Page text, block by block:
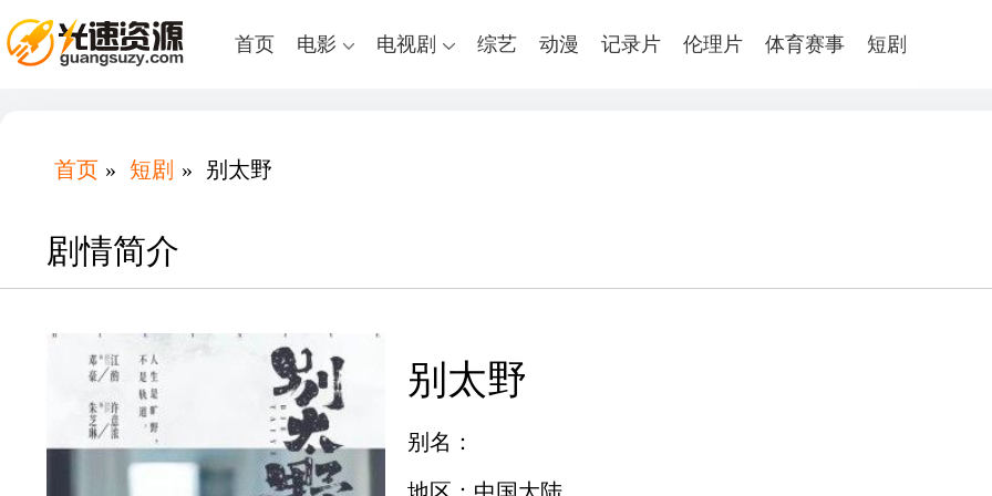
首页 电影 电视剧 综艺 动漫 记录片 伦理片 体育赛事 短剧
首页 » 短剧 » 别太野
剧情简介
别太野
别名：